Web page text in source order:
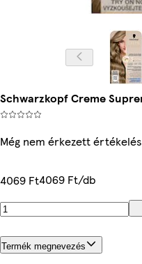
Schwarzkopf Creme
Még nem érkezett értékelés
4069 Ft4069 Ft/db
Termék megnevezés